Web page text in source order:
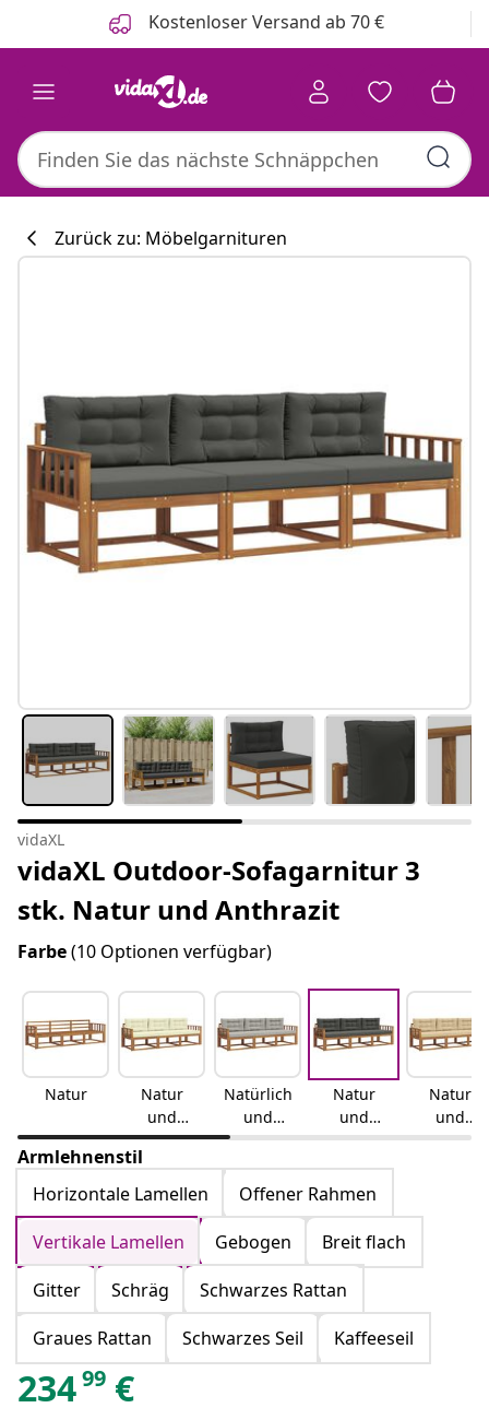
Kostenloser Versand ab 70 €
Zurück zu: Möbelgarnituren
vidaXL
vidaXL Outdoor-Sofagarnitur 3
stk. Natur und Anthrazit
Farbe(10 Optionen verfügbar)
Natur
Natur
und
Creme
Natürlich
und
hellgrau
Natur
und
Anthrazit
Natur
und
Beige
Armlehnenstil
Horizontale Lamellen
Offener Rahmen
Vertikale Lamellen
Gebogen
Breit flach
Gitter
Schräg
Schwarzes Rattan
Graues Rattan
Schwarzes Seil Kaffeeseil
23499 €